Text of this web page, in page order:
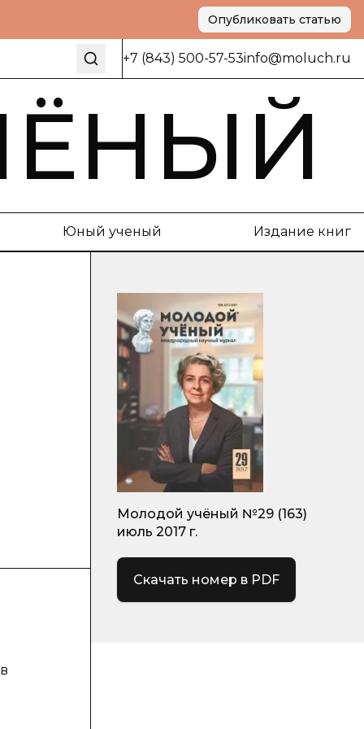
Опубликовать статью
+7 (843) 500-57-53info@moluch.ru
Юный ученый Издание книг
Молодой учёный №29 (163)
июль 2017 г.
Скачать номер в PDF